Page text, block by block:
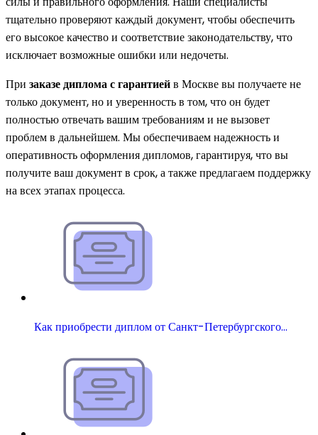
тщательно проверяют каждый документ, чтобы обеспечить
его высокое качество и соответствие законодательству, что
исключает возможные ошибки или недочеты.
При заказе диплома с гарантиейв Москве вы получаете не
только документ, но и уверенность в том, что он будет
полностью отвечать вашим требованиям и не вызовет
проблем в дальнейшем. Мы обеспечиваем надежность и
оперативность оформления дипломов, гарантируя, что вы
получите ваш документ в срок, а также предлагаем поддержку
на всех этапах процесса.
Как приобрести диплом от Санкт-Петербургского…